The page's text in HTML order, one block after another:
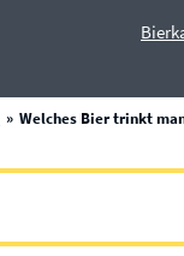
Welches Bier trinkt